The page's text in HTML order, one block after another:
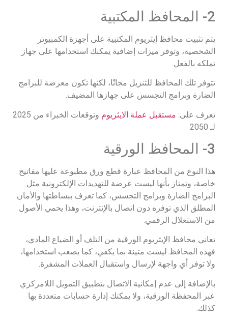
2- المحافظ المكتبية
يتم تثبيت محافظ إيثريوم المكتبية على أجهزة الكمبيوتر
الشخصية، وتوفر ميزات إضافية يمكنك استخدامها على جهاز
تملكه بالفعل.
تتوفر تلك المحافظ للتنزيل مجانًا، لكنها تكون معرضة للبرامج
الضارة وبرامج التجسس على جهازها المضيف.
تعرف على: مستقبل عملة الايثريوم
وتوقعات الخبراء من 2025
لـ 2050
3- المحافظ الورقية
هذا النوع من المحافظ عبارة قطع ورق مطبوعة عليها مفاتيح
خاصة، وتمتاز بأنها ليست عرضة للتهديدات الإلكترونية مثل
البرامج الضارة وبرامج التجسس، كما تعرف ببساطتها والأمان
المطلق الذي توفره دون اتصال بالإنترنت، وهذا يحمي الأصول
من الاستغلال الرقمي.
تعاني محافظ الإيثريوم الورقية من التلف أو الضياع المادي،
فهذه المحافظ ليست متينة بما يكفي، كما يصعب استخدامها،
ولا توفر أي واجهة لإرسال واستقبال العملات المشفرة.
بالإضافة إلى عدم إمكانية الاتصال بتطبيق التمويل اللامركزي
عبر المحفظة الورقية، ولا يمكنك إدارة حسابات متعددة بها
كذلك.